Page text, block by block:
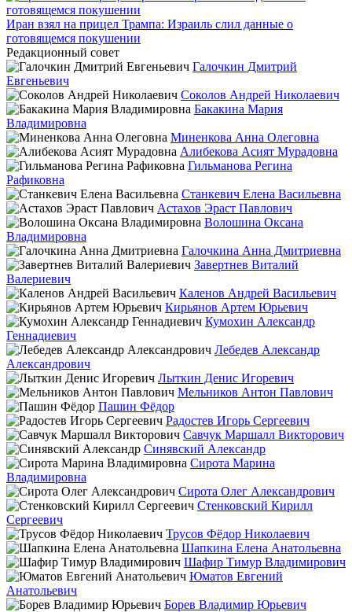
Иран взял на прицел Трампа: Израиль слил данные о
готовящемся покушении
Редакционный совет
Галочкин Дмитрий
Евгеньевич
Соколов Андрей Николаевич
Бакакина Мария
Владимировна
Миненкова Анна Олеговна
Алибекова Асият Мурадовна
Гильманова Регина
Рафиковна
Станкевич Елена Васильевна
Астахов Эраст Павлович
Волошина Оксана
Владимировна
Галочкина Анна Дмитриевна
Завертнев Виталий
Валериевич
Каленов Андрей Васильевич
Кирьянов Артем Юрьевич
Кумохин Александр
Геннадиевич
Лебедев Александр
Александрович
Лыткин Денис Игоревич
Мельников Антон Павлович
Пашин Фёдор
Радостев Игорь Сергеевич
Савчук Маршалл Викторович
Синявский Александр
Сирота Марина
Владимировна
Сирота Олег Александрович
Стенковский Кирилл
Сергеевич
Трусов Фёдор Николаевич
Шапкина Елена Анатольевна
Шафир Тимур Владимирович
Юматов Евгений
Анатольевич
Борев Владимир Юрьевич